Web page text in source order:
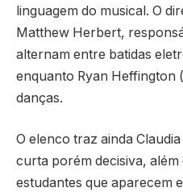
linguagem do musical. O
Matthew Herbert,
alternam entre batidas
enquanto Ryan Heffington
danças.
O elenco traz ainda
curta porém decisiva,
estudantes que aparecem